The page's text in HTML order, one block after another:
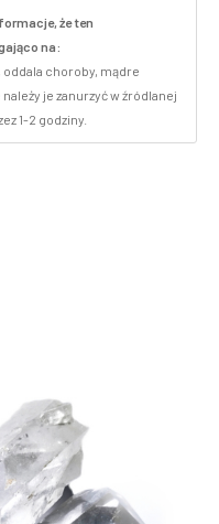
że ten
na:
choroby, mądre
je zanurzyć w źródlanej
1-2 godziny.